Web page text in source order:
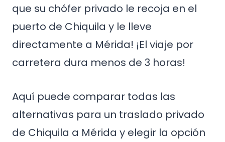
que su chófer privado le recoja en el
puerto de Chiquila y le lleve
directamente a Mérida! ¡El viaje por
carretera dura menos de 3 horas!
Aquí puede comparar todas las
alternativas para un traslado privado
de Chiquila a Mérida y elegir la opción